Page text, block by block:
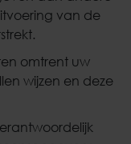
van de
omtrent uw
wijzen en deze